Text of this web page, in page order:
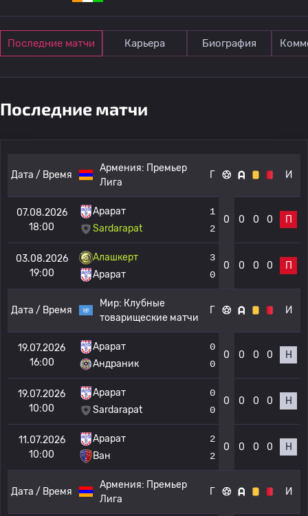
Последние матчи Карьера Биография
Последние матчи
Дата / Время
Армения: Премьер
Лига
Г И
07.08.2026
18:00
Арарат
Sardarapat
1
2
0 0 0 0 П
03.08.2026
19:00
Алашкерт
Арарат
3
0
0 0 0 0 П
Дата / Время
Мир: Клубные
товарищеские матчи
Г И
19.07.2026
16:00
Арарат
Андраник
0
0
0 0 0 0 Н
19.07.2026
10:00
Арарат
Sardarapat
0
0
0 0 0 0 Н
11.07.2026
10:00
Арарат
Ван
2
2
0 0 0 0 Н
Дата / Время
Армения: Премьер
Лига
Г И